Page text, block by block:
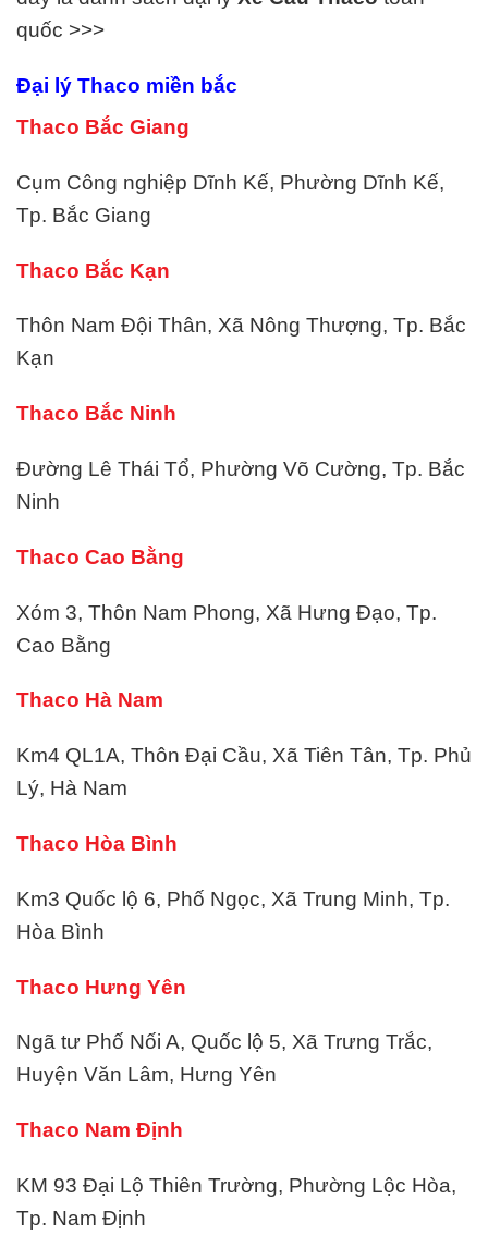
quốc >>>
Đại lý Thaco miền bắc
Thaco Bắc Giang
Cụm Công nghiệp Dĩnh Kế, Phường Dĩnh Kế,
Tp. Bắc Giang
Thaco Bắc Kạn
Thôn Nam Đội Thân, Xã Nông Thượng, Tp. Bắc
Kạn
Thaco Bắc Ninh
Đường Lê Thái Tổ, Phường Võ Cường, Tp. Bắc
Ninh
Thaco Cao Bằng
Xóm 3, Thôn Nam Phong, Xã Hưng Đạo, Tp.
Cao Bằng
Thaco Hà Nam
Km4 QL1A, Thôn Đại Cầu, Xã Tiên Tân, Tp. Phủ
Lý, Hà Nam
Thaco Hòa Bình
Km3 Quốc lộ 6, Phố Ngọc, Xã Trung Minh, Tp.
Hòa Bình
Thaco Hưng Yên
Ngã tư Phố Nối A, Quốc lộ 5, Xã Trưng Trắc,
Huyện Văn Lâm, Hưng Yên
Thaco Nam Định
KM 93 Đại Lộ Thiên Trường, Phường Lộc Hòa,
Tp. Nam Định